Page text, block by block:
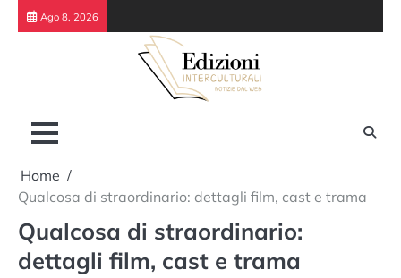
Skip
Ago 8, 2026
Home
Qualcosa di straordinario: dettagli film, cast e trama
Qualcosa di straordinario:
dettagli film, cast e trama